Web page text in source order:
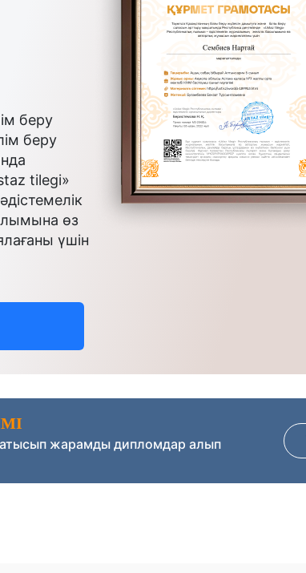
беру
беру
tilegi»
өз
үшін
жарамды дипломдар алып